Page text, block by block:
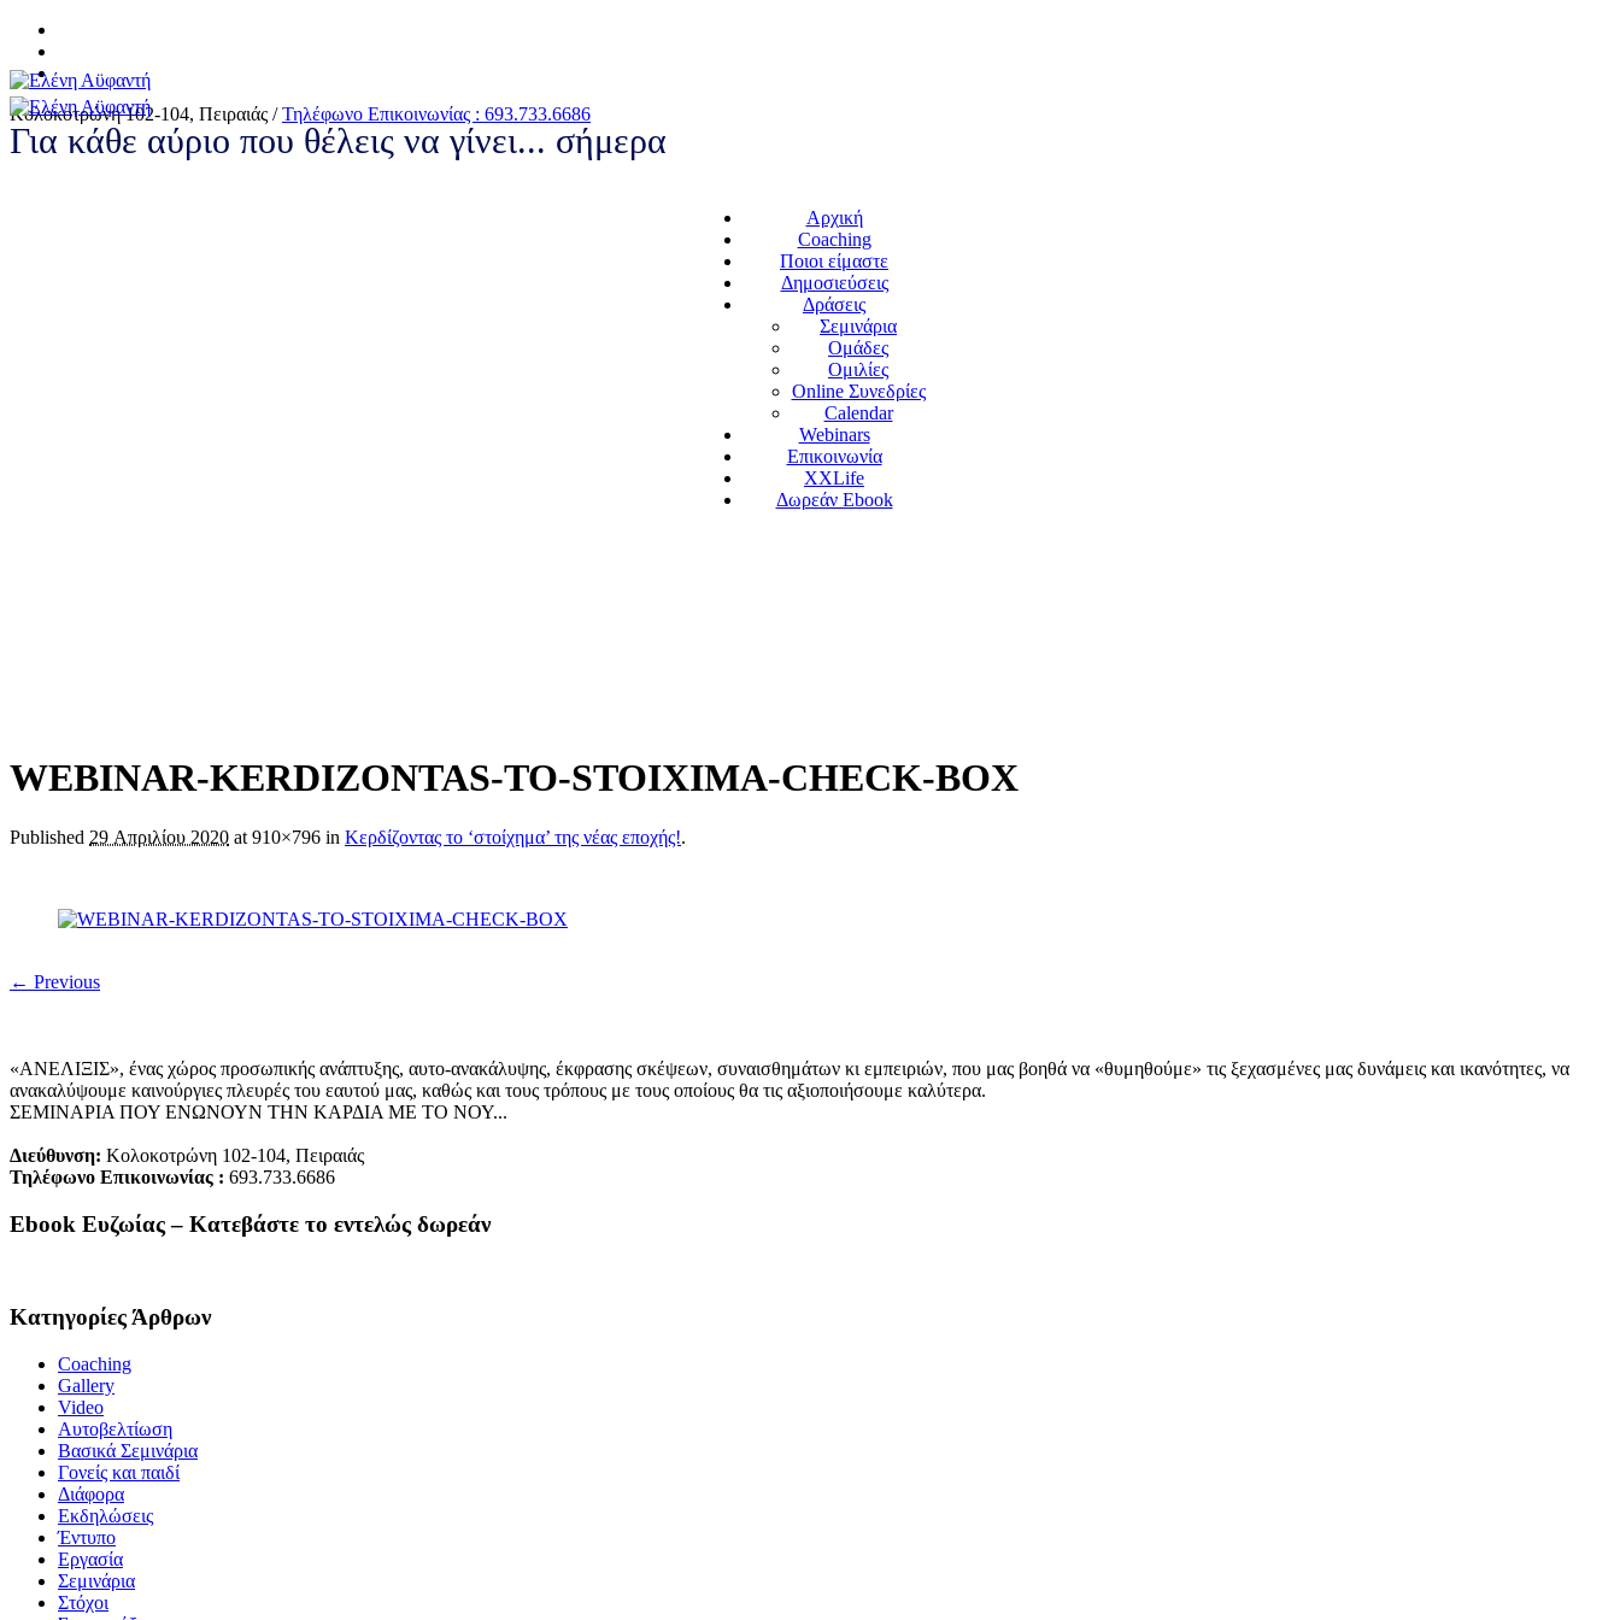
Κολοκοτρώνη 102-104, Πειραιάς /Τηλέφωνο Επικοινωνίας : 693.733.6686
Για κάθε αύριο που θέλεις να γίνει... σήμερα
Αρχική
Coaching
Ποιοι είμαστε
Δημοσιεύσεις
Δράσεις
Σεμινάρια
Ομάδες
Ομιλίες
Online Συνεδρίες
Calendar
Webinars
Επικοινωνία
XXLife
Δωρεάν Ebook
WEBINAR-KERDIZONTAS-TO-STOIXIMA-CHECK-BOX
Published 29 Απριλίου 2020 at 910×796 in Κερδίζοντας το ‘στοίχημα’ της νέας εποχής!.
← Previous
«ΑΝΕΛΙΞΙΣ», ένας χώρος προσωπικής ανάπτυξης, αυτo-ανακάλυψης, έκφρασης σκέψεων, συναισθημάτων κι εμπειριών, που μας βοηθά να «θυμηθούμε» τις ξεχασμένες μας δυνάμεις και ικανότητες, να
ανακαλύψουμε καινούργιες πλευρές του εαυτού μας, καθώς και τους τρόπους με τους οποίους θα τις αξιοποιήσουμε καλύτερα.
ΣΕΜΙΝΑΡΙΑ ΠΟΥ ΕΝΩΝΟΥΝ ΤΗΝ ΚΑΡΔΙΑ ΜΕ ΤΟ ΝΟΥ...
Διεύθυνση: Κολοκοτρώνη 102-104, Πειραιάς
Τηλέφωνο Επικοινωνίας : 693.733.6686
Ebook Ευζωίας – Κατεβάστε το εντελώς δωρεάν
Κατηγορίες Άρθρων
Coaching
Gallery
Video
Αυτοβελτίωση
Βασικά Σεμινάρια
Γονείς και παιδί
Διάφορα
Εκδηλώσεις
Έντυπο
Εργασία
Σεμινάρια
Στόχοι